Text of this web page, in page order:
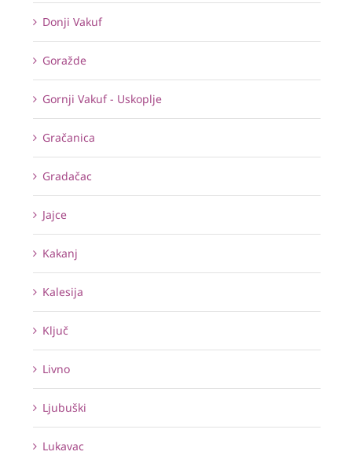
Donji Vakuf
Goražde
Gornji Vakuf - Uskoplje
Gračanica
Gradačac
Jajce
Kakanj
Kalesija
Ključ
Livno
Ljubuški
Lukavac